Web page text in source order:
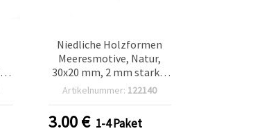
Niedliche Holzformen
Meeresmotive, Natur,
30x20 mm, 2 mm stark –
Perfekt für
Scrapbooking & DIY, Set
mit 50 Stück, gemischt
Artikelnummer: 122140
3.00€ 1-4 Paket